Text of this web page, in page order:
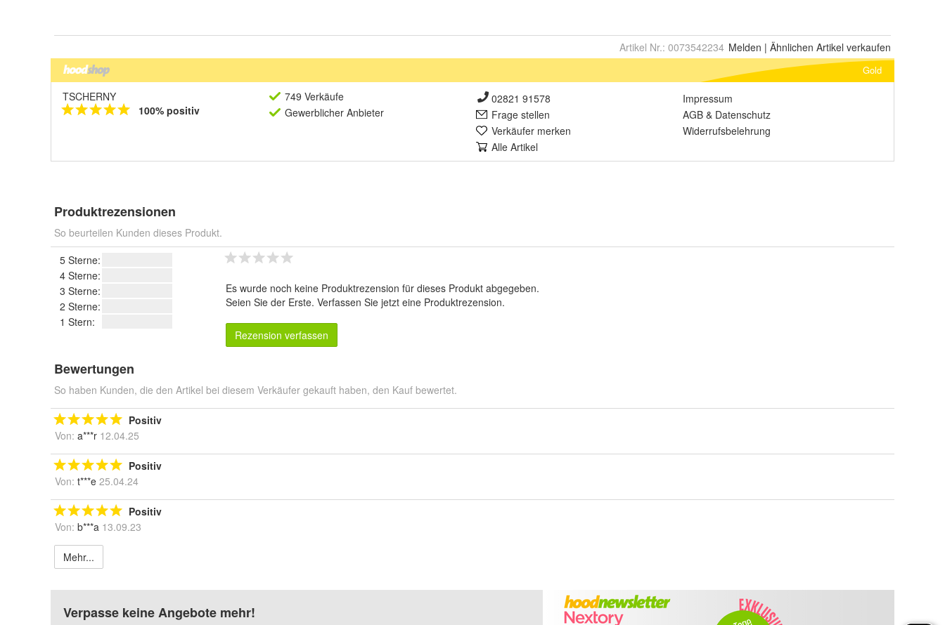
Artikel Nr.: 0073542234 Melden | Ähnlichen Artikel verkaufen
Gold
TSCHERNY
100% positiv
749 Verkäufe
Gewerblicher Anbieter
02821 91578
Frage stellen
Verkäufer merken
Alle Artikel
Impressum
AGB & Datenschutz
Widerrufsbelehrung
Produktrezensionen
So beurteilen Kunden dieses Produkt.
5 Sterne:
4 Sterne:
3 Sterne:
2 Sterne:
1 Stern:
Es wurde noch keine Produktrezension für dieses Produkt abgegeben.
Seien Sie der Erste. Verfassen Sie jetzt eine Produktrezension.
Rezension verfassen
Bewertungen
So haben Kunden, die den Artikel bei diesem Verkäufer gekauft haben, den Kauf bewertet.
Positiv
Von: a***r 12.04.25
Positiv
Von: t***e 25.04.24
Positiv
Von: b***a 13.09.23
Mehr...
Verpasse keine Angebote mehr!